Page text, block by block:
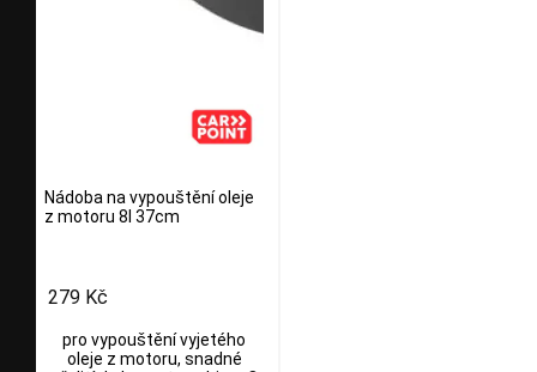
Nádoba na vypouštění oleje
z motoru 8l 37cm
279 Kč
pro vypouštění vyjetého
oleje z motoru, snadné